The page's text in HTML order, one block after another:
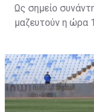
Ως σημείο
μαζευτούν η ώρα
της ομάδας.